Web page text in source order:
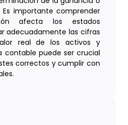
importante comprender
afecta los estados
adecuadamente las cifras
real de los activos y
contable puede ser crucial
correctos y cumplir con